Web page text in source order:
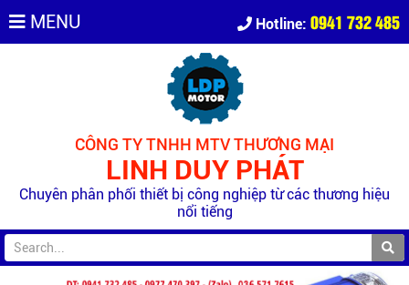
MENU Hotline: 0941 732 485
CÔNG TY TNHH MTV THƯƠNG MẠI
LINH DUY PHÁT
Chuyên phân phối thiết bị công nghiệp từ các thương hiệu
nổi tiếng